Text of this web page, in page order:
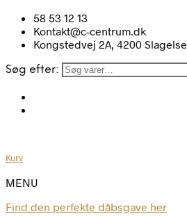
58 53 12 13
Kontakt@c-centrum.dk
Kongstedvej 2A, 4200 Slagelse
Søg efter:
Kurv
MENU
Find den perfekte dåbsgave her